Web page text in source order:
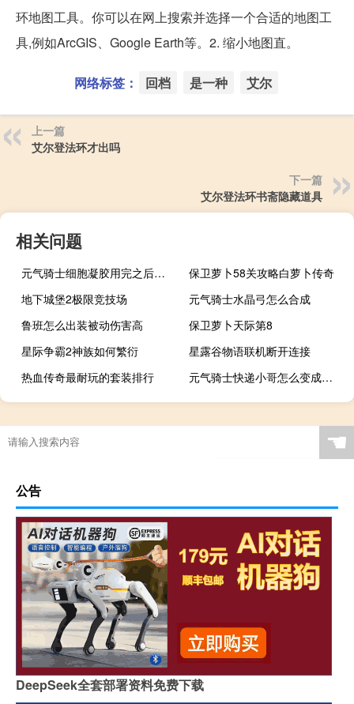
环地图工具。你可以在网上搜索并选择一个合适的地图工
具,例如ArcGIS、Google Earth等。2. 缩小地图直。
网络标签： 回档 是一种 艾尔
上一篇
艾尔登法环才出吗
下一篇
艾尔登法环书斋隐藏道具
相关问题
元气骑士细胞凝胶用完之后是不是永久的
保卫萝卜58关攻略白萝卜传奇
地下城堡2极限竞技场
元气骑士水晶弓怎么合成
鲁班怎么出装被动伤害高
保卫萝卜天际第8
星际争霸2神族如何繁衍
星露谷物语联机断开连接
热血传奇最耐玩的套装排行
元气骑士快递小哥怎么变成红色
☚
公告
DeepSeek全套部署资料免费下载